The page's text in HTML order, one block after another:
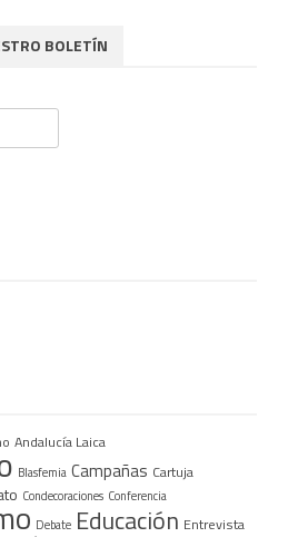
BOLETÍN
Andalucía Laica
Blasfemia Campañas Cartuja
Condecoraciones Conferencia
Debate Educación Entrevista